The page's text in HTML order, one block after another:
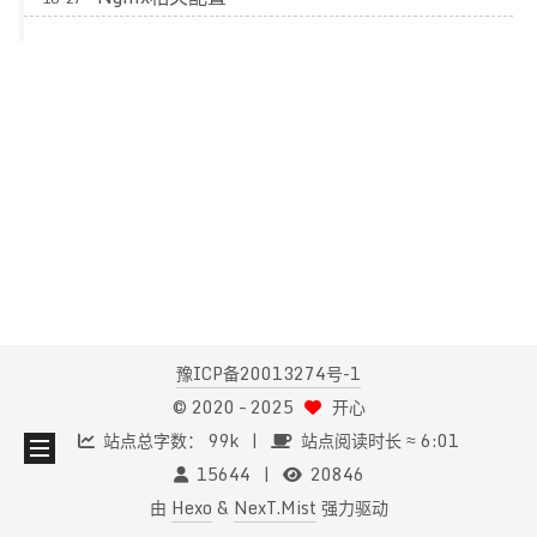
豫ICP备20013274号-1
© 2020 – 2025
开心
站点总字数： 99k 站点阅读时长 ≈6:01
15644
20846
由 Hexo & NexT.Mist 强力驱动